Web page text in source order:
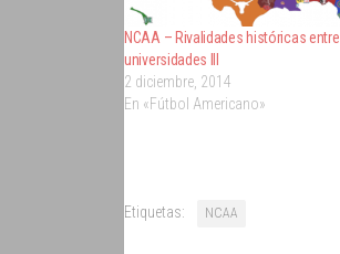
NCAA – Rivalidades históricas entre
universidades III
2 diciembre, 2014
En «Fútbol Americano»
Etiquetas: NCAA